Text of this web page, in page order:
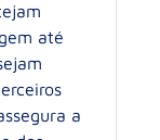
até
a